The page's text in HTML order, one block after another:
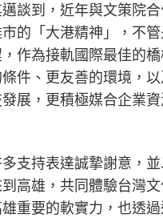
談到，近年與文策院
的「大港精神」，不
作為接軌國際最佳的
件、更友善的環境，
展，更積極媒合企業
支持表達誠摯謝意，
高雄，共同體驗台灣
重要的軟實力，也透